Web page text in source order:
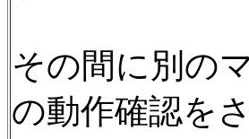
その間に別の
の動作確認を